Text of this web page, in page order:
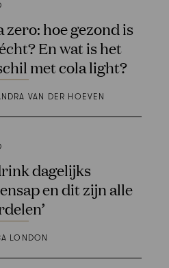
zero: hoe gezond is
En wat is het
met cola light?
VAN DER HOEVEN
dagelijks
en dit zijn alle
LONDON